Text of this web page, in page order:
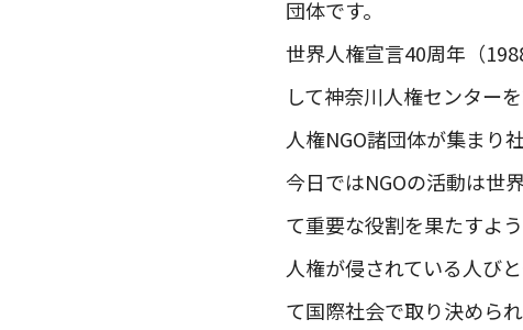
団体です。
世界人権宣言40周年（
して神奈川人権センター
人権NGO諸団体が集まり
今日ではNGOの活動は世
て重要な役割を果たすよ
人権が侵されている人び
て国際社会で取り決めら